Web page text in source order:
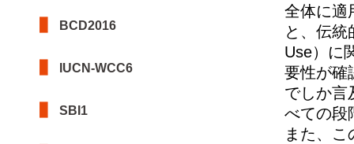
BCD2016
IUCN-WCC6
SBI1
全体に適
と、伝統
Use）に
要性が確
でしか言
べての段
また、